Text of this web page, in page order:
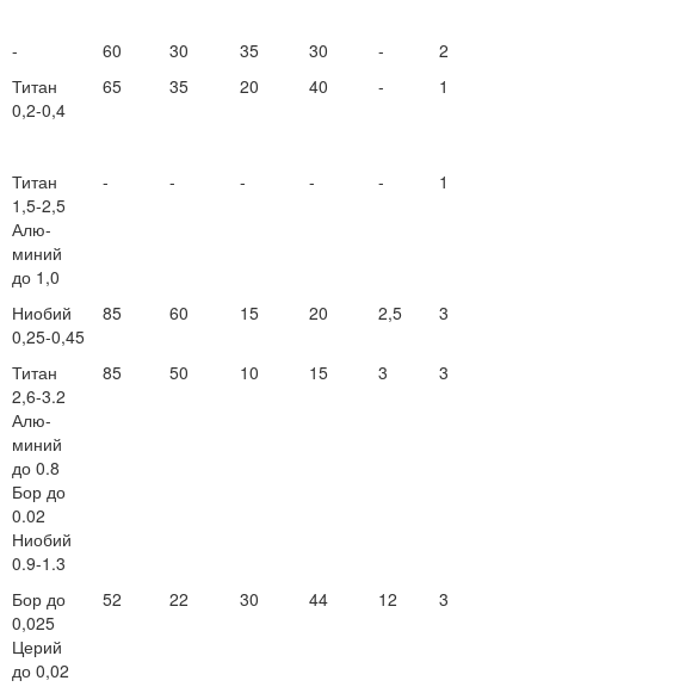
- 60 30 35 30 -
2
Титан
0,2-0,4
65 35 20 40 - 1
Титан
1,5-2,5
Алю-
миний
до 1,0
- - - - - 1
Ниобий
0,25-0,45
85 60 15 20 2,5 3
Титан
2,6-3.2
Алю-
миний
до 0.8
Бор до
0.02
Ниобий
0.9-1.3
85 50 10 15 3 3
Бор до
0,025
Церий
до 0,02
52 22 30 44 12 3